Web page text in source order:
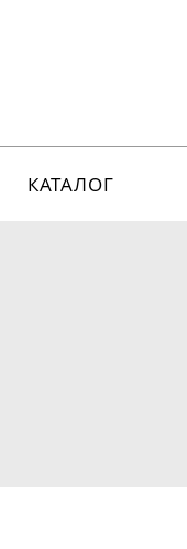
КАТАЛОГ